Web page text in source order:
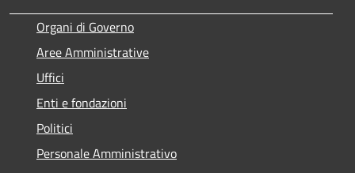
Organi di Governo
Aree Amministrative
Uffici
Enti e fondazioni
Politici
Personale Amministrativo